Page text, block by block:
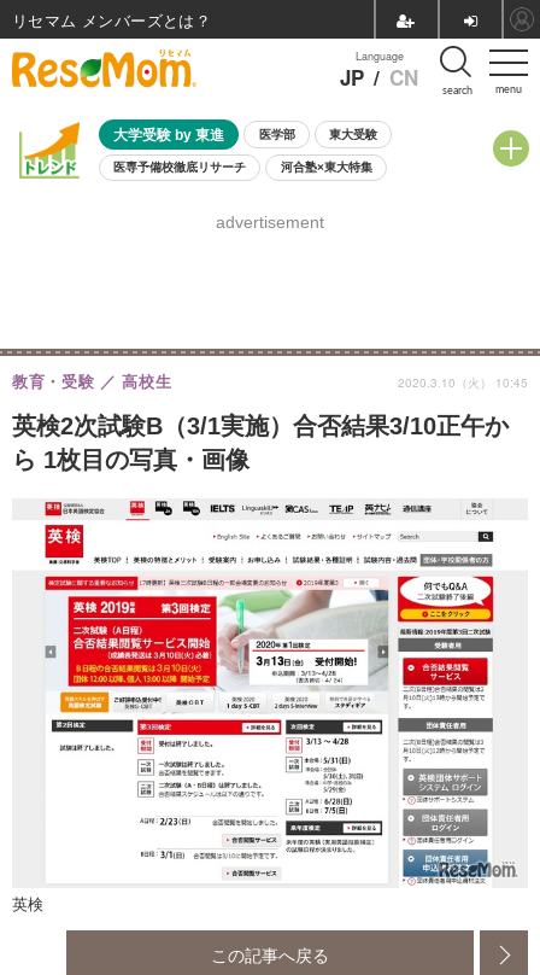
menu
Language
JP / CN search
大学受験 by 東進 医学部 東大受験
医専予備校徹底リサーチ 河合塾×東大特集
8月開催学校説明会・相談会
advertisement
英検2次試験B（3/1実施）合否結果3/10正午か
ら 1枚目の写真・画像
教育・受験 高校生 2020.3.10（火） 10:45
英検
この記事へ戻る
リセマム メンバーズ